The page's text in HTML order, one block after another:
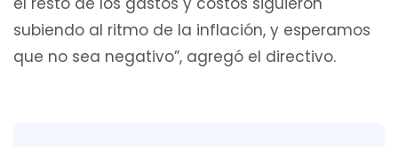
subiendo al ritmo de la inflación, y esperamos
que no sea negativo”, agregó el directivo.